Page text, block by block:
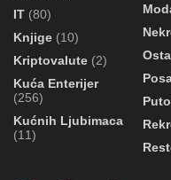
IT (80)
Knjige (10)
Kriptovalute (2)
Kuća Enterijer
(256)
Kućnih Ljubimaca
(11)